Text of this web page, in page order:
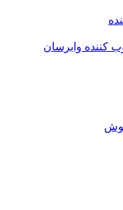
کننده وابرسان